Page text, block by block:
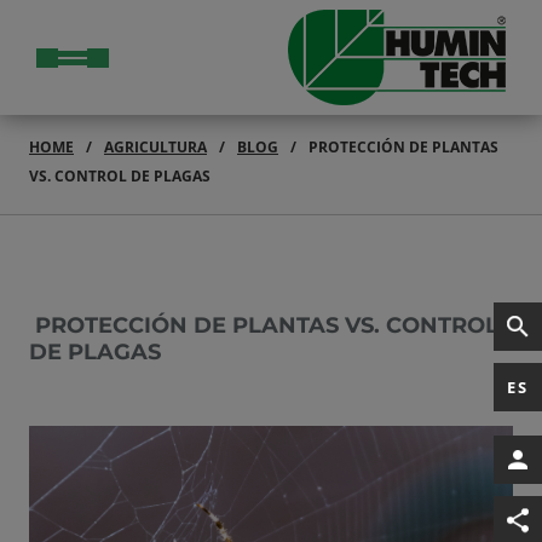
ES
HOME AGRICULTURA BLOG
PROTECCIÓN DE PLANTAS
VS. CONTROL DE PLAGAS
PROTECCIÓN DE PLANTAS VS. CONTROL
DE PLAGAS